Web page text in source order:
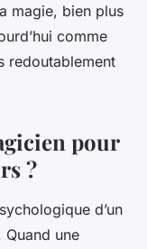
magie, bien plus
comme
redoutablement
pour
?
d’un
une